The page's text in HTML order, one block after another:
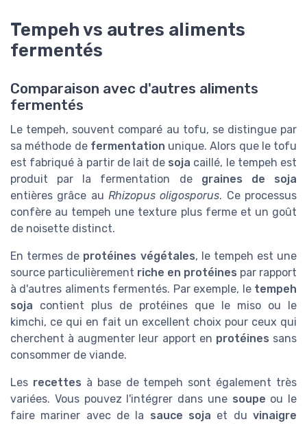
Tempeh vs autres aliments
fermentés
Comparaison avec d'autres aliments
fermentés
Le tempeh, souvent comparé au tofu, se distingue par
sa méthode de fermentation unique. Alors que le tofu
est fabriqué à partir de lait de soja caillé, le tempeh est
produit par la fermentation de graines de soja
entières grâce au Rhizopus oligosporus. Ce processus
confère au tempeh une texture plus ferme et un goût
de noisette distinct.
En termes de protéines végétales, le tempeh est une
source particulièrement riche en protéines par rapport
à d'autres aliments fermentés. Par exemple, le tempeh
soja contient plus de protéines que le miso ou le
kimchi, ce qui en fait un excellent choix pour ceux qui
cherchent à augmenter leur apport en protéines sans
consommer de viande.
Les recettes à base de tempeh sont également très
variées. Vous pouvez l'intégrer dans une soupe ou le
faire mariner avec de la sauce soja et duvinaigre